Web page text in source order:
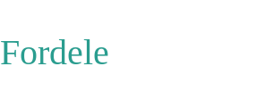
Fordele